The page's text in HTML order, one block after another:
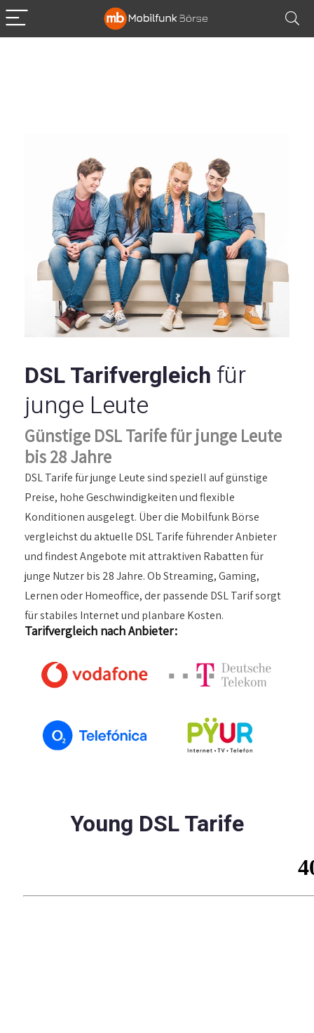
DSL Tarifvergleich für
junge Leute
Günstige DSL Tarife für junge Leute
bis 28 Jahre
DSL Tarife für junge Leute sind speziell auf günstige
Preise, hohe Geschwindigkeiten und flexible
Konditionen ausgelegt. Über die Mobilfunk Börse
vergleichst du aktuelle DSL Tarife führender Anbieter
und findest Angebote mit attraktiven Rabatten für
junge Nutzer bis 28 Jahre. Ob Streaming, Gaming,
Lernen oder Homeoffice, der passende DSL Tarif sorgt
für stabiles Internet und planbare Kosten.
Tarifvergleich nach Anbieter:
Young DSL Tarife